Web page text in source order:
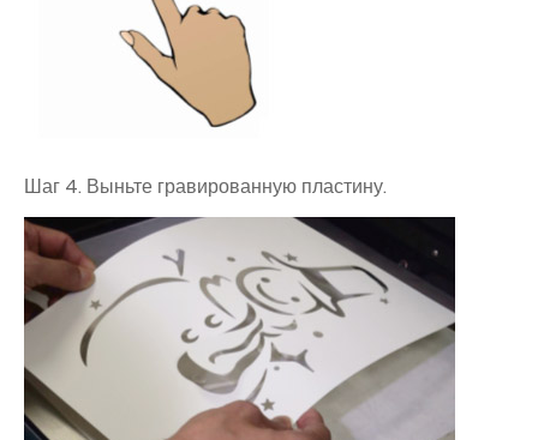
Шаг 4. Выньте гравированную пластину.